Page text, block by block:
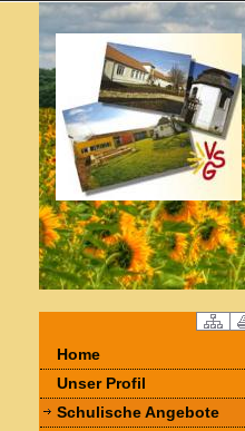
Home
Unser Profil
Schulische Angebote